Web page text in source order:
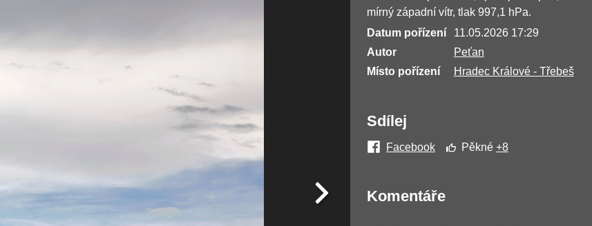
mírný západní vítr, tlak 997,1 hPa.
Datum pořízení
11.05.2026 17:29
Autor
Peťan
Místo pořízení
Hradec Králové - Třebeš
Sdílej
Facebook Pěkné +8
Komentáře